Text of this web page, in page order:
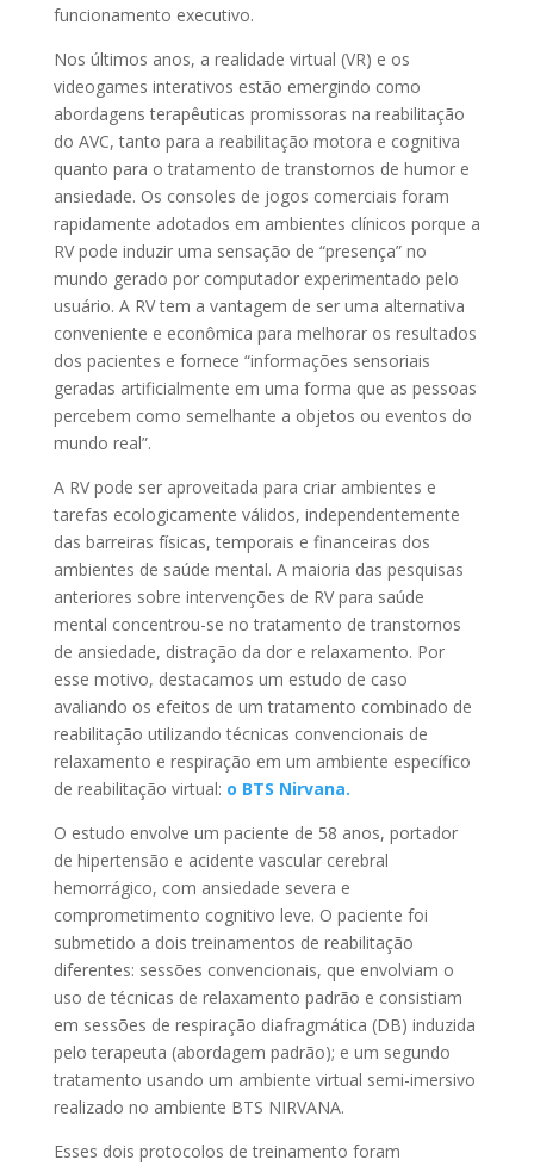
funcionamento executivo.
Nos últimos anos, a realidade virtual (VR) e os
videogames interativos estão emergindo como
abordagens terapêuticas promissoras na reabilitação
do AVC, tanto para a reabilitação motora e cognitiva
quanto para o tratamento de transtornos de humor e
ansiedade. Os consoles de jogos comerciais foram
rapidamente adotados em ambientes clínicos porque a
RV pode induzir uma sensação de “presença” no
mundo gerado por computador experimentado pelo
usuário. A RV tem a vantagem de ser uma alternativa
conveniente e econômica para melhorar os resultados
dos pacientes e fornece “informações sensoriais
geradas artificialmente em uma forma que as pessoas
percebem como semelhante a objetos ou eventos do
mundo real”.
A RV pode ser aproveitada para criar ambientes e
tarefas ecologicamente válidos, independentemente
das barreiras físicas, temporais e financeiras dos
ambientes de saúde mental. A maioria das pesquisas
anteriores sobre intervenções de RV para saúde
mental concentrou-se no tratamento de transtornos
de ansiedade, distração da dor e relaxamento. Por
esse motivo, destacamos um estudo de caso
avaliando os efeitos de um tratamento combinado de
reabilitação utilizando técnicas convencionais de
relaxamento e respiração em um ambiente específico
de reabilitação virtual: o BTS Nirvana.
O estudo envolve um paciente de 58 anos, portador
de hipertensão e acidente vascular cerebral
hemorrágico, com ansiedade severa e
comprometimento cognitivo leve. O paciente foi
submetido a dois treinamentos de reabilitação
diferentes: sessões convencionais, que envolviam o
uso de técnicas de relaxamento padrão e consistiam
em sessões de respiração diafragmática (DB) induzida
pelo terapeuta (abordagem padrão); e um segundo
tratamento usando um ambiente virtual semi-imersivo
realizado no ambiente BTS NIRVANA.
Esses dois protocolos de treinamento foram